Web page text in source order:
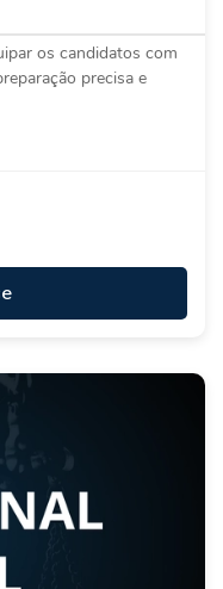
os candidatos com
precisa e